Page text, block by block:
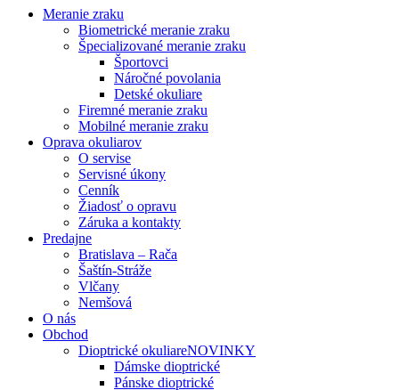
Meranie zraku
Biometrické meranie zraku
Špecializované meranie zraku
Športovci
Náročné povolania
Detské okuliare
Firemné meranie zraku
Mobilné meranie zraku
Oprava okuliarov
O servise
Servisné úkony
Cenník
Žiadosť o opravu
Záruka a kontakty
Predajne
Bratislava – Rača
Šaštín-Stráže
Vlčany
Nemšová
O nás
Obchod
Dioptrické okuliareNOVINKY
Dámske dioptrické
Pánske dioptrické